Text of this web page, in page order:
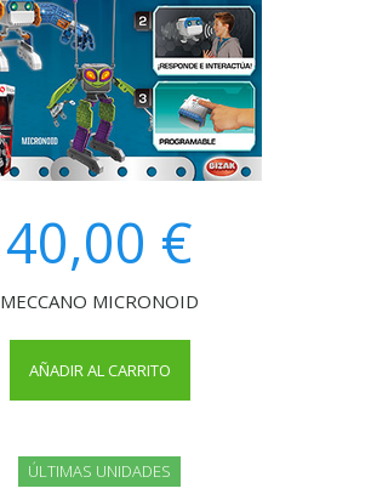
40,00 €
MECCANO MICRONOID
AÑADIR AL CARRITO
ÚLTIMAS UNIDADES